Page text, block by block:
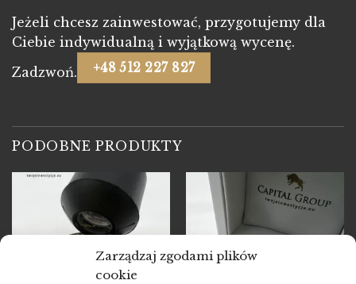
Zarządzaj zgodami plików
cookie
Jeżeli chcesz zainwestować, przygotujemy dla
Ciebie indywidualną i wyjątkową wycenę.
Zadzwoń.
+48 512 227 827
PODOBNE PRODUKTY